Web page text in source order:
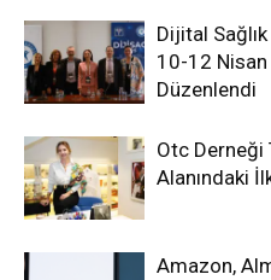
Dijital
10-12 Nisan
Düzenlendi
Otc Derneği
Alanındaki
Amazon,